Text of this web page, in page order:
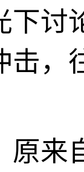
下讨
击，
原来